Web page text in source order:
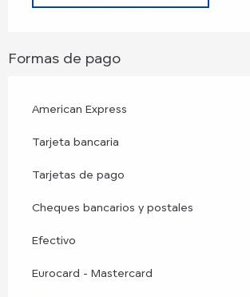
Formas de pago
American Express
Tarjeta bancaria
Tarjetas de pago
Cheques bancarios y postales
Efectivo
Eurocard - Mastercard